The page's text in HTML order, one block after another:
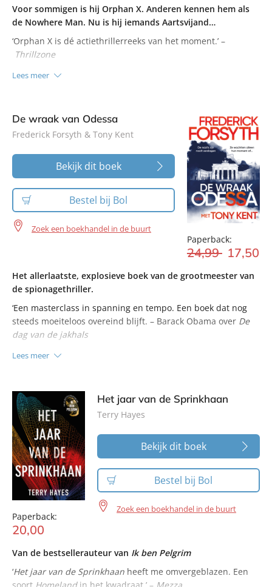
Voor sommigen is hij Orphan X. Anderen kennen hem als
de Nowhere Man. Nu is hij iemands Aartsvijand…
‘Orphan X is dé actiethrillerreeks van het moment.’ –
Thrillzone
Lees meer
Paperback:
24,99 17,50
De wraak van Odessa
Frederick Forsyth & Tony Kent
Bekijk dit boek
Bestel bij Bol
Zoek een boekhandel in de buurt
Het allerlaatste, explosieve boek van de grootmeester van
de spionagethriller.
‘Een masterclass in spanning en tempo. Een boek dat nog
steeds moeiteloos overeind blijft. – Barack Obama over De
dag van de jakhals
Lees meer
Paperback:
20,00
Het jaar van de Sprinkhaan
Terry Hayes
Bekijk dit boek
Bestel bij Bol
Zoek een boekhandel in de buurt
Van de bestsellerauteur van Ik ben Pelgrim
‘Het jaar van de Sprinkhaan heeft me omvergeblazen. Een